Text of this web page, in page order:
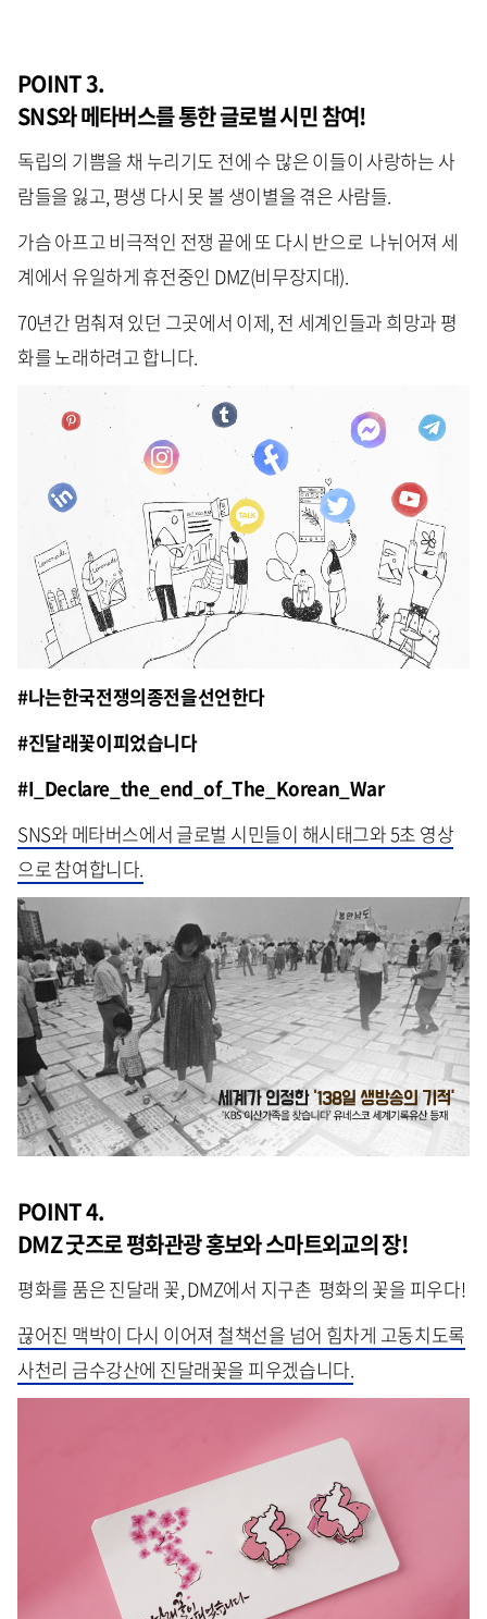
POINT 3.
SNS와 메타버스를 통한 글로벌 시민 참여!
독립의 기쁨을 채 누리기도 전에 수 많은 이들이 사랑하는 사
람들을 잃고, 평생 다시 못 볼 생이별을 겪은 사람들.
가슴 아프고 비극적인 전쟁 끝에 또 다시 반으로 나뉘어져 세
계에서 유일하게 휴전중인 DMZ(비무장지대).
70년간 멈춰져 있던 그곳에서 이제, 전 세계인들과 희망과 평
화를 노래하려고 합니다.
#나는한국전쟁의종전을선언한다
#진달래꽃이피었습니다
#I_Declare_the_end_of_The_Korean_War
SNS와 메타버스에서 글로벌 시민들이 해시태그와 5초 영상
으로 참여합니다.
POINT 4.
DMZ 굿즈로 평화관광 홍보와 스마트외교의 장!
평화를 품은 진달래 꽃, DMZ에서 지구촌 평화의 꽃을 피우다!
끊어진 맥박이 다시 이어져 철책선을 넘어 힘차게 고동치도록
사천리 금수강산에 진달래꽃을 피우겠습니다.